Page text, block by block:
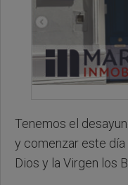
Tenemos el
y comenzar este
Dios y la Virgen los